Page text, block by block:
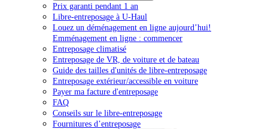
Prix garanti pendant 1 an
Libre-entreposage à U-Haul
Louez un déménagement en ligne aujourd’hui!
Emménagement en ligne : commencer
Entreposage climatisé
Entreposage de VR, de voiture et de bateau
Guide des tailles d'unités de libre-entreposage
Entreposage extérieur/accessible en voiture
Payer ma facture d'entreposage
FAQ
Conseils sur le libre-entreposage
Fournitures d’entreposage